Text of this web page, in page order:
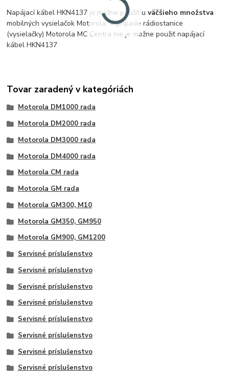
Napájací kábel HKN4137 je možne použiť uväčšieho množstva
mobilných vysielačok Motorola. V prípade rádiostanice
(vysielačky) Motorola MC Centra nie je možne použiť napájací
kábel HKN4137
Tovar zaradený v kategóriách
Motorola DM1000 rada
Motorola DM2000 rada
Motorola DM3000 rada
Motorola DM4000 rada
Motorola CM rada
Motorola GM rada
Motorola GM300, M10
Motorola GM350, GM950
Motorola GM900, GM1200
Servisné príslušenstvo
Servisné príslušenstvo
Servisné príslušenstvo
Servisné príslušenstvo
Servisné príslušenstvo
Servisné príslušenstvo
Servisné príslušenstvo
Servisné príslušenstvo